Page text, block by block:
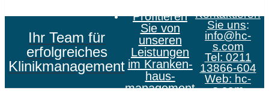
Ihr Team für
erfolgreiches
Klinikmanagement
Profitieren
Sie von
unseren
Leistungen
im Kranken­
haus­
management
Kontaktieren
Sie uns:
info@hc-
s.com
Tel: 0211
13866-604
Web: hc-
s.com